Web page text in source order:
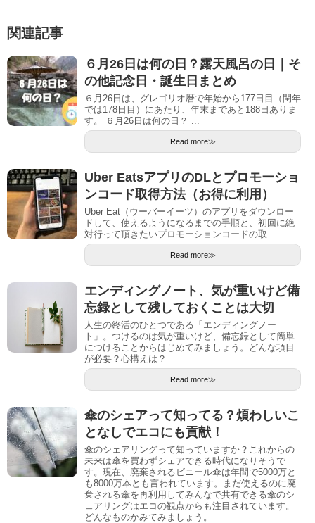
関連記事
６月26日は何の日？露天風呂の日｜そ
の他記念日・誕生日まとめ
６月26日は、グレゴリオ暦で年始から177日目（閏年
では178日目）にあたり、年末まであと188日ありま
す。 ６月26日は何の日？ ...
Read more≫
Uber EatsアプリのDLとプロモーショ
ンコード取得方法（お得に利用）
Uber Eat（ウーバーイーツ）のアプリをダウンロー
ドして、使えるようになるまでの手順と、初回に絶
対行って頂きたいプロモーションコードの取...
Read more≫
エンディングノート、気が重いけど備
忘録として残しておくことは大切
人生の終活のひとつである「エンディングノー
ト」。つけるのは気が重いけど、備忘録として簡単
につけることからはじめてみましょう。どんな項目
が必要？心構えは？
Read more≫
傘のシェアって知ってる？煩わしいこ
となしでエコにも貢献！
傘のシェアリングって知っていますか？これからの
未来は傘を買わずシェアできる時代になりそうで
す。現在、廃棄されるビニール傘は年間で5000万と
も8000万本とも言われています。まだ使えるのに廃
棄される傘を再利用してみんなで共有できる傘のシ
ェアリングはエコの観点からも注目されています。
どんなものかみてみましょう。